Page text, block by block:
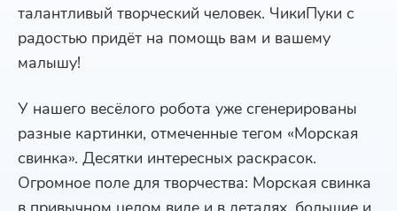
талантливый творческий человек. ЧикиПуки с
радостью придёт на помощь вам и вашему
малышу!
У нашего весёлого робота уже сгенерированы
разные картинки, отмеченные тегом «Морская
свинка». Десятки интересных раскрасок.
Огромное поле для творчества: Морская свинка